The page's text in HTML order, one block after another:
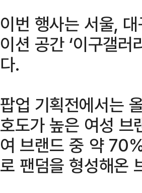
이번 행사는 서울,
이션 공간 ‘이구갤
다.
팝업 기획전에서는
호도가 높은 여성
여 브랜드 중 약
로 팬덤을 형성해온